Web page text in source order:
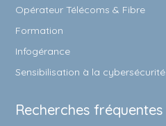
Opérateur Télécoms & Fibre
Formation
Infogérance
Sensibilisation à la cybersécurité
Recherches fréquentes